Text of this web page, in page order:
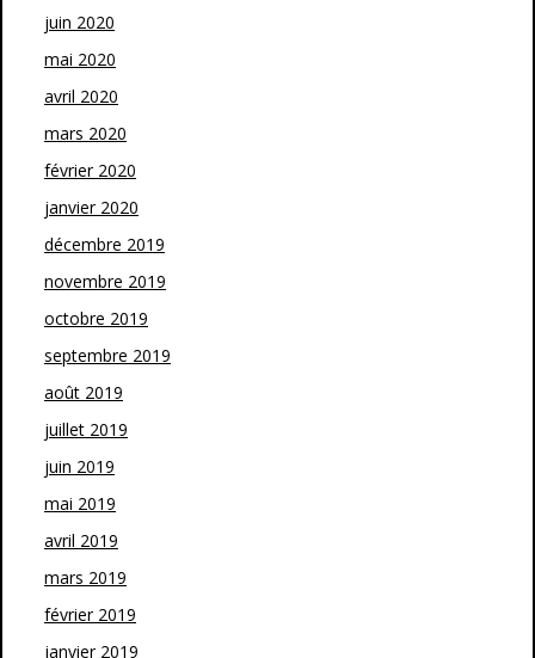
juin 2020
mai 2020
avril 2020
mars 2020
février 2020
janvier 2020
décembre 2019
novembre 2019
octobre 2019
septembre 2019
août 2019
juillet 2019
juin 2019
mai 2019
avril 2019
mars 2019
février 2019
janvier 2019